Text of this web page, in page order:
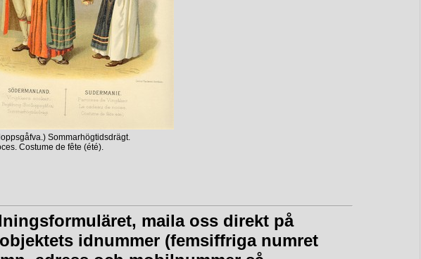
Sommarhögtidsdrägt.
Costume de fête (été).
maila oss direkt på
idnummer (femsiffriga numret